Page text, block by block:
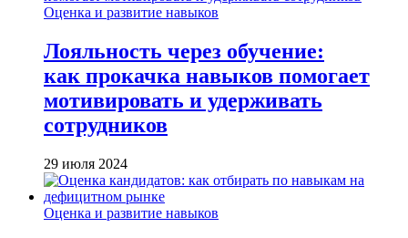
Оценка и развитие навыков
Лояльность через обучение:
как прокачка навыков помогает
мотивировать и удерживать
сотрудников
29 июля 2024
Оценка и развитие навыков